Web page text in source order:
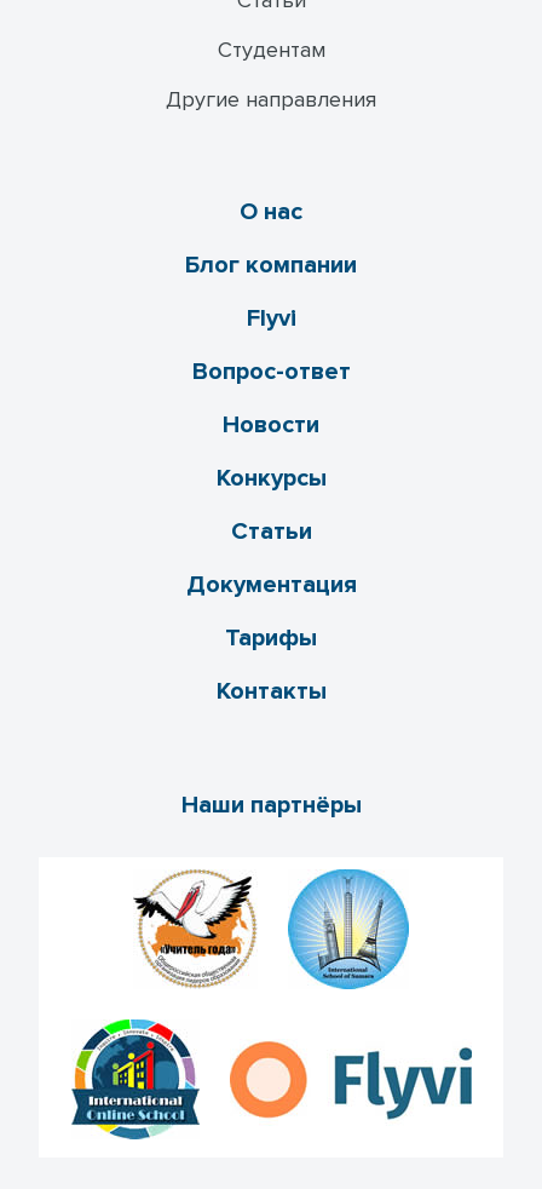
Студентам
Другие направления
О нас
Блог компании
Flyvi
Вопрос-ответ
Новости
Конкурсы
Статьи
Документация
Тарифы
Контакты
Наши партнёры